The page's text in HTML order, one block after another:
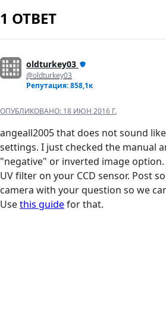
1 ОТВЕТ
oldturkey03
@oldturkey03
Репутация: 858,1к
ОПУБЛИКОВАНО: 18 ИЮН 2016 Г.
angeall2005 that does not sound
settings. I just checked the manual
"negative" or inverted image option.
UV filter on your CCD sensor. Post
camera with your question so we
Usethis guidefor that.